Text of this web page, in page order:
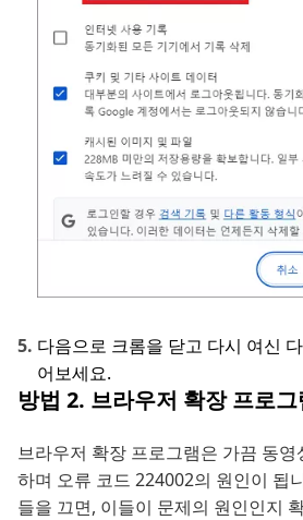
다음으로 크롬을 닫고 다시 여신
어보세요.
방법 2. 브라우저 확장 프로
브라우저 확장 프로그램은 가끔 동
하며 오류 코드 224002의 원인이 됩
들을 끄면, 이들이 문제의 원인인지